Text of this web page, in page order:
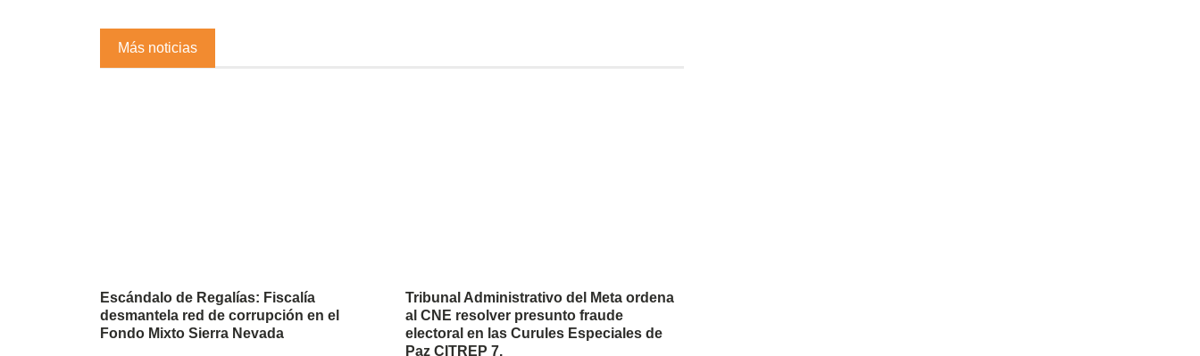
Más noticias
Escándalo de Regalías: Fiscalía
desmantela red de corrupción en el
Fondo Mixto Sierra Nevada
Tribunal Administrativo del Meta ordena
al CNE resolver presunto fraude
electoral en las Curules Especiales de
Paz CITREP 7.